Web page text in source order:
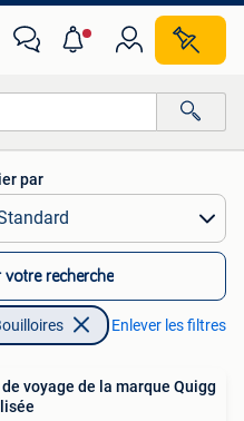
par
votre recherche
Enlever les filtres
voyage de la marque Quigg